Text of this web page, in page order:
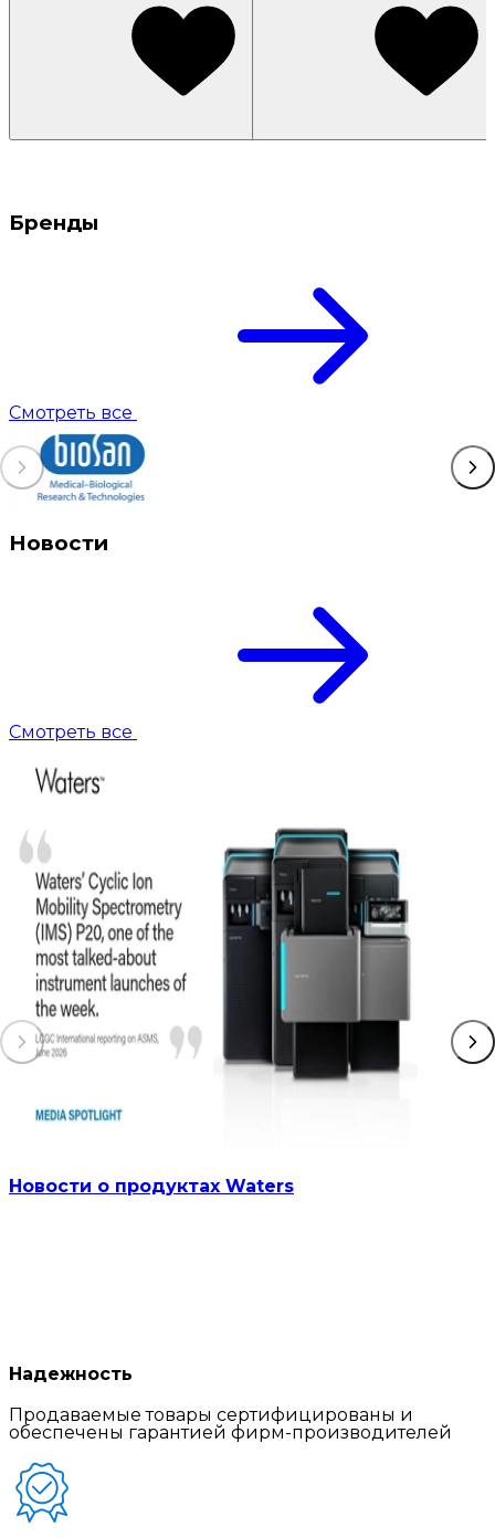
Бренды
Смотреть все
Новости
Смотреть все
Новости о продуктах Waters
Надежность
Продаваемые товары сертифицированы и
обеспечены гарантией фирм-производителей